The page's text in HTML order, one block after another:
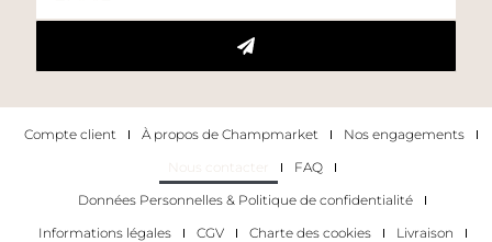
Compte client À propos de Champmarket
Nos engagements
Nous contacter
FAQ
Données Personnelles & Politique de confidentialité
Informations légales
CGV Charte des cookies
Livraison